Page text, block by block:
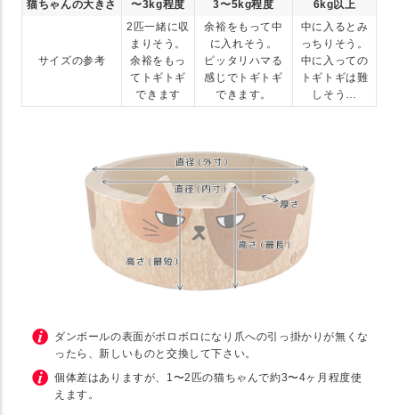
猫ちゃんの大きさ 〜3kg程度 3〜5kg程度 6kg以上
サイズの参考
2匹一緒に収
まりそう。
余裕をもっ
てトギトギ
できます
余裕をもって中
に入れそう。
ピッタリハマる
感じでトギトギ
できます。
中に入るとみ
っちりそう。
中に入っての
トギトギは難
しそう…
ダンボールの表面がボロボロになり爪への引っ掛かりが無くな
ったら、新しいものと交換して下さい。
個体差はありますが、1〜2匹の猫ちゃんで約3〜4ヶ月程度使
えます。